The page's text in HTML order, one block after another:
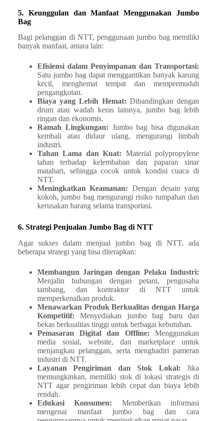
5. Keunggulan dan Manfaat Menggunakan Jumbo
Bag
Bagi pelanggan di NTT, penggunaan jumbo bag memiliki
banyak manfaat, antara lain:
Efisiensi dalam Penyimpanan dan Transportasi:
Satu jumbo bag dapat menggantikan banyak karung
kecil, menghemat tempat dan mempermudah
pengangkutan.
Biaya yang Lebih Hemat: Dibandingkan dengan
drum atau wadah keras lainnya, jumbo bag lebih
ringan dan ekonomis.
Ramah Lingkungan: Jumbo bag bisa digunakan
kembali atau didaur ulang, mengurangi limbah
industri.
Tahan Lama dan Kuat: Material polypropylene
tahan terhadap kelembaban dan paparan sinar
matahari, sehingga cocok untuk kondisi cuaca di
NTT.
Meningkatkan Keamanan: Dengan desain yang
kokoh, jumbo bag mengurangi risiko tumpahan dan
kerusakan barang selama transportasi.
6. Strategi Penjualan Jumbo Bag di NTT
Agar sukses dalam menjual jumbo bag di NTT, ada
beberapa strategi yang bisa diterapkan:
Membangun Jaringan dengan Pelaku Industri:
Menjalin hubungan dengan petani, pengusaha
tambang, dan kontraktor di NTT untuk
memperkenalkan produk.
Menawarkan Produk Berkualitas dengan Harga
Kompetitif: Menyediakan jumbo bag baru dan
bekas berkualitas tinggi untuk berbagai kebutuhan.
Pemasaran Digital dan Offline: Menggunakan
media sosial, website, dan marketplace untuk
menjangkau pelanggan, serta menghadiri pameran
industri di NTT.
Layanan Pengiriman dan Stok Lokal: Jika
memungkinkan, memiliki stok di lokasi strategis di
NTT agar pengiriman lebih cepat dan biaya lebih
rendah.
Edukasi Konsumen: Memberikan informasi
mengenai manfaat jumbo bag dan cara